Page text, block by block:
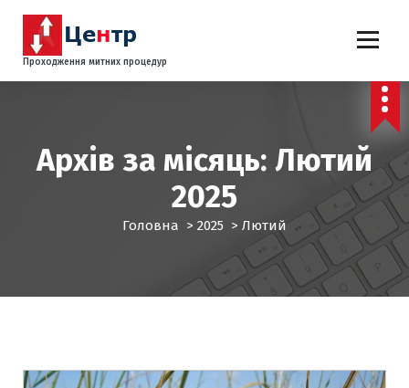
Проходження митних процедур
Архів за місяць: Лютий
2025
Головна > 2025 > Лютий